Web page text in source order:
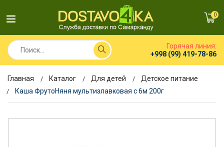
0
Горячая линия:
+998 (99) 419-78-86
Главная Каталог Для детей
Детское питание
Каша ФрутоНяня мультизлавковая с 6м 200г